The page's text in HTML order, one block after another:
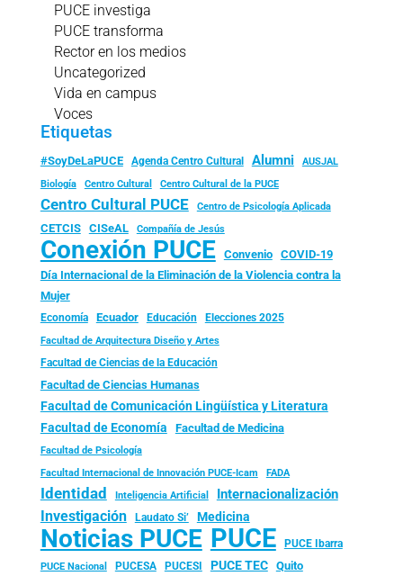
PUCE investiga
PUCE transforma
Rector en los medios
Uncategorized
Vida en campus
Voces
Etiquetas
#SoyDeLaPUCE Agenda Centro Cultural Alumni
AUSJAL
Biología
Centro Cultural Centro Cultural de la PUCE
Centro Cultural PUCE Centro de Psicología Aplicada
CETCIS CISeAL Compañía de Jesús
Conexión PUCE Convenio
COVID-19
Día Internacional de la Eliminación de la Violencia contra la
Mujer
Economía Ecuador Educación Elecciones 2025
Facultad de Arquitectura Diseño y Artes
Facultad de Ciencias de la Educación
Facultad de Ciencias Humanas
Facultad de Comunicación Lingüística y Literatura
Facultad de Economía Facultad de Medicina
Facultad de Psicología
Facultad Internacional de Innovación PUCE-Icam FADA
Identidad Inteligencia Artificial Internacionalización
Investigación Laudato Si’ Medicina
Noticias PUCE PUCE PUCE Ibarra
PUCE Nacional PUCESA PUCESI PUCE TEC
Quito